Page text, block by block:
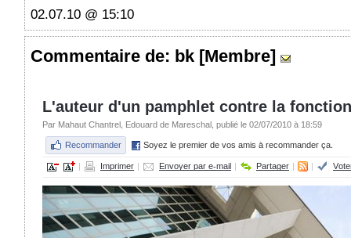
02.07.10 @ 15:10
Commentaire de: bk [Membre]